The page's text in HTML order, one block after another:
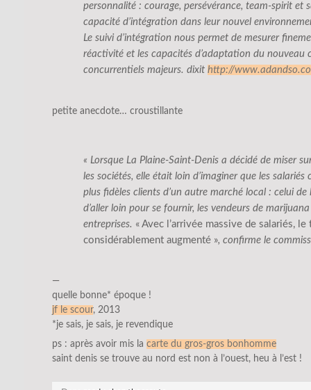
personnalité : courage, persévérance, team-spirit et
capacité d’intégration dans leur nouvel
Le suivi d’intégration nous permet de mesurer
réactivité et les capacités d’adaptation du nouveau
concurrentiels majeurs. dixit http://
petite anecdote… croustillante
« Lorsque La Plaine-Saint-Denis a décidé de miser
les sociétés, elle était loin d’imaginer que les
plus fidèles clients d’un autre marché local : celui
d’aller loin pour se fournir, les vendeurs de
entreprises. « Avec l’arrivée massive de salariés,
considérablement augmenté », confirme le
—
quelle bonne* époque !
jf le scour, 2013
*je sais, je sais, je revendique
ps : après avoir mis la carte du gros-gros bonhomme
saint denis se trouve au nord est non à l’ouest, heu à l’est !